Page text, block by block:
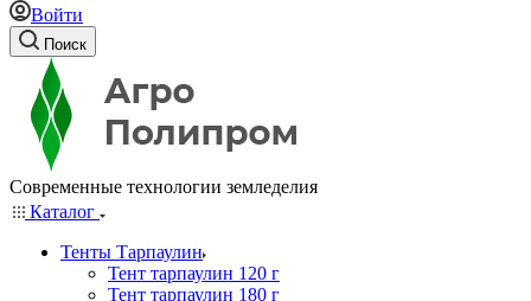
Войти
Поиск
Современные технологии земледелия
Каталог
Тенты Тарпаулин
Тент тарпаулин 120 г
Тент тарпаулин 180 г